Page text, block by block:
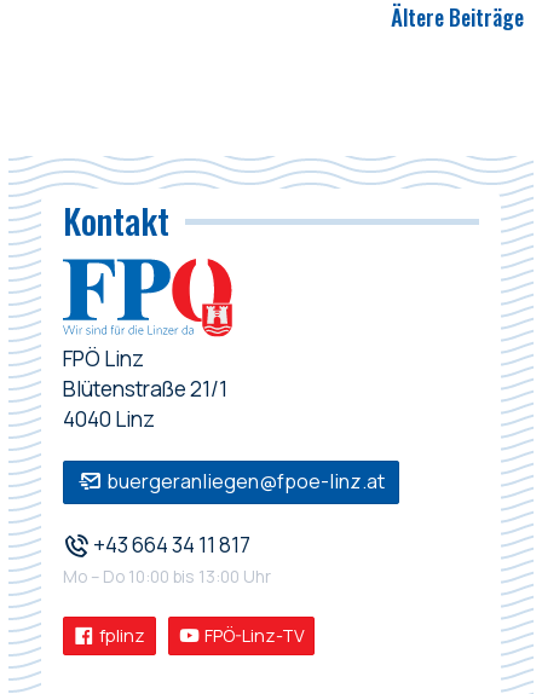
Ältere Beiträge
Kontakt
FPÖ Linz
Blütenstraße 21/1
4040 Linz
buergeranliegen@fpoe-linz.at
+43 664 34 11 817
Mo – Do 10:00 bis 13:00 Uhr
fplinz FPÖ-Linz-TV